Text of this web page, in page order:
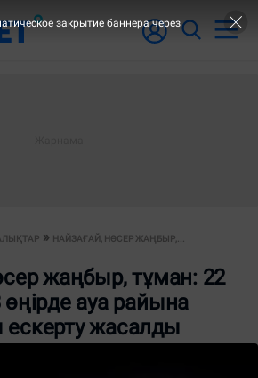
НАЙЗАҒАЙ, НӨСЕР ЖАҢБЫР,...
жаңбыр, тұман: 22
ауа райына
жасалды
закрытие баннера через